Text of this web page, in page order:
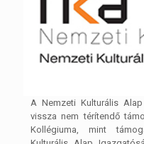
A Nemzeti Kulturális
vissza nem térítendő
Kollégiuma, mint